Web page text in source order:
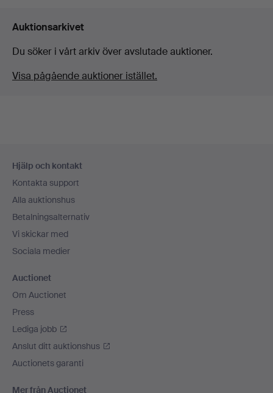
Auktionsarkivet
Du söker i vårt arkiv över avslutade auktioner.
Visa pågående auktioner istället.
Hjälp och kontakt
Kontakta support
Alla auktionshus
Betalningsalternativ
Vi skickar med
Sociala medier
Auctionet
Om Auctionet
Press
Lediga jobb
Anslut ditt auktionshus
Auctionets garanti
Mer från Auctionet